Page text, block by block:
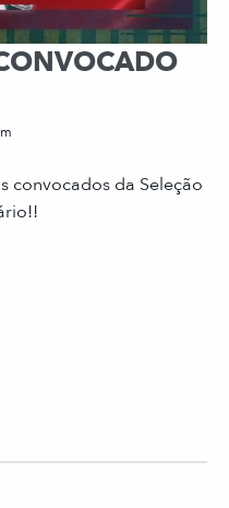
convocados da Seleção